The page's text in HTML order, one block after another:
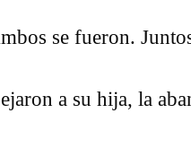
se fueron.
a su hija, la